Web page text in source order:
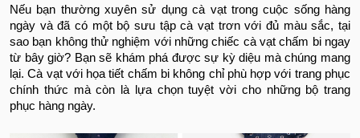
Nếu bạn thường xuyên sử dụng cà vạt trong cuộc sống hàng
ngày và đã có một bộ sưu tập cà vạt trơn với đủ màu sắc, tại
sao bạn không thử nghiệm với những chiếc cà vạt chấm bi ngay
từ bây giờ? Bạn sẽ khám phá được sự kỳ diệu mà chúng mang
lại. Cà vạt với họa tiết chấm bi không chỉ phù hợp với trang phục
chính thức mà còn là lựa chọn tuyệt vời cho những bộ trang
phục hàng ngày.